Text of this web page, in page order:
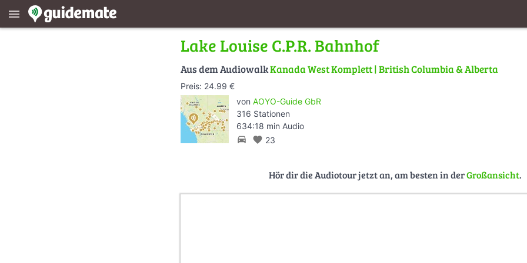
menu
Lake Louise C.P.R. Bahnhof
Aus dem AudiowalkKanada West Komplett | British Columbia & Alberta
Preis: 24.99 €
von AOYO-Guide GbR
316 Stationen
634:18 min Audio
directions_car favorite 23
Hör dir die Audiotour jetzt an, am besten in derGroßansicht.